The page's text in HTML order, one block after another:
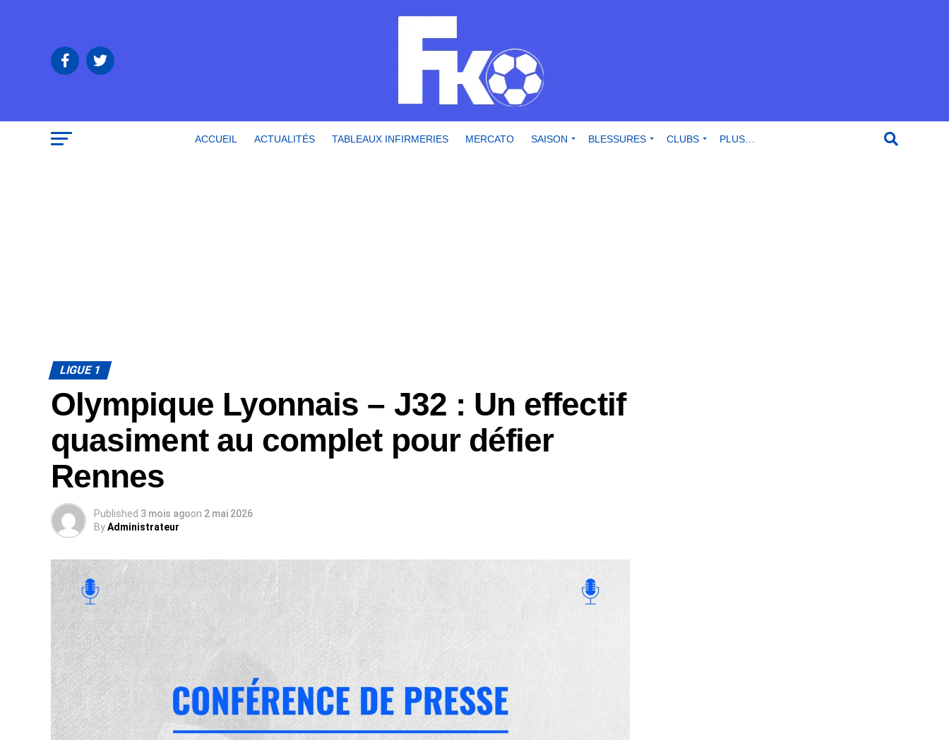
ACCUEIL ACTUALITÉS TABLEAUX INFIRMERIES MERCATO SAISON BLESSURES CLUBS PLUS…
LIGUE 1
Olympique Lyonnais – J32 : Un effectif
quasiment au complet pour défier
Rennes
Published 3 mois agoon 2 mai 2026
ByAdministrateur